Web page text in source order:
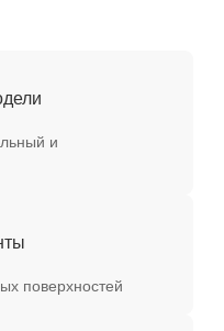
и
поверхностей